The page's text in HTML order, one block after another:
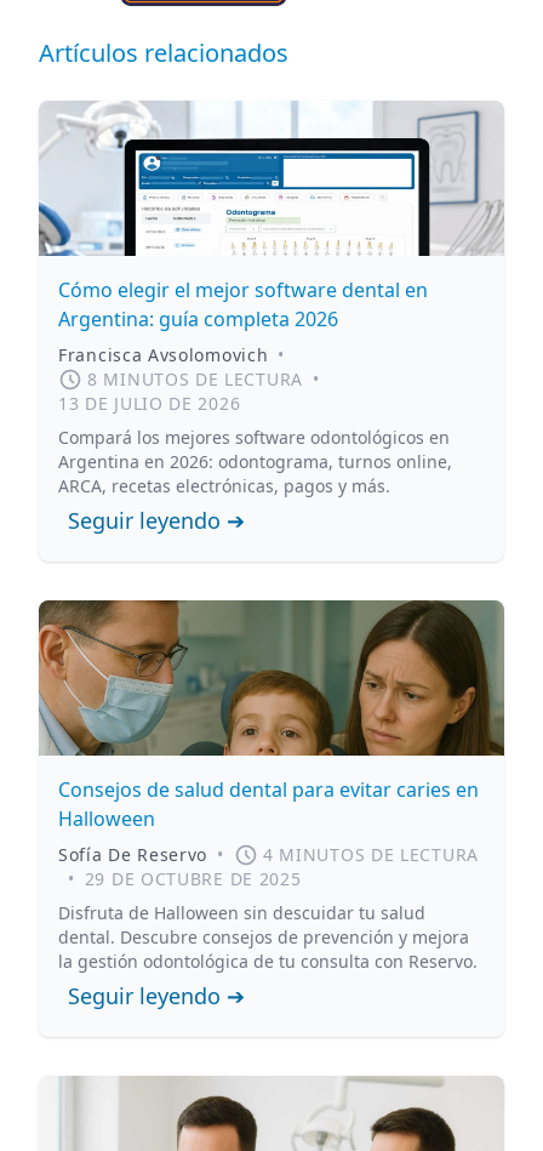
Artículos relacionados
Cómo elegir el mejor software dental en
Argentina: guía completa 2026
Francisca Avsolomovich •
8 MINUTOS DE LECTURA •
13 DE JULIO DE 2026
Compará los mejores software odontológicos en
Argentina en 2026: odontograma, turnos online,
ARCA, recetas electrónicas, pagos y más.
Seguir leyendo ➔
Consejos de salud dental para evitar caries en
Halloween
Sofía De Reservo •
4 MINUTOS DE LECTURA
• 29 DE OCTUBRE DE 2025
Disfruta de Halloween sin descuidar tu salud
dental. Descubre consejos de prevención y mejora
la gestión odontológica de tu consulta con Reservo.
Seguir leyendo ➔